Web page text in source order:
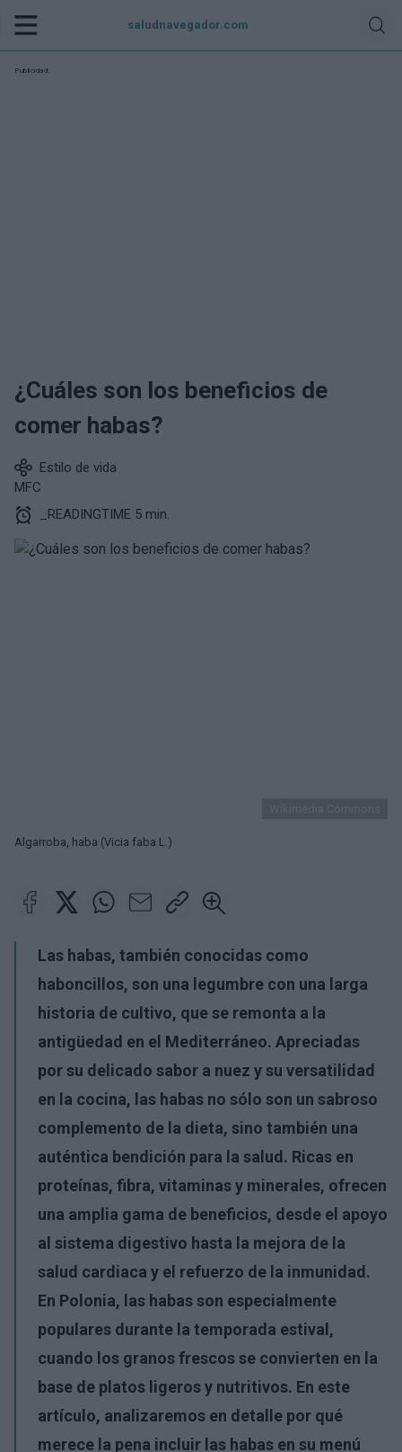
saludnavegador.com
Publicidad:
¿Cuáles son los beneficios de
comer habas?
Estilo de vida
MFC
_READINGTIME 5 min.
Algarroba, haba (Vicia faba L.)
Las habas, también conocidas como
haboncillos, son una legumbre con una larga
historia de cultivo, que se remonta a la
antigüedad en el Mediterráneo. Apreciadas
por su delicado sabor a nuez y su versatilidad
en la cocina, las habas no sólo son un sabroso
complemento de la dieta, sino también una
auténtica bendición para la salud. Ricas en
proteínas, fibra, vitaminas y minerales, ofrecen
una amplia gama de beneficios, desde el apoyo
al sistema digestivo hasta la mejora de la
salud cardiaca y el refuerzo de la inmunidad.
En Polonia, las habas son especialmente
populares durante la temporada estival,
cuando los granos frescos se convierten en la
base de platos ligeros y nutritivos. En este
artículo, analizaremos en detalle por qué
merece la pena incluir las habas en su menú